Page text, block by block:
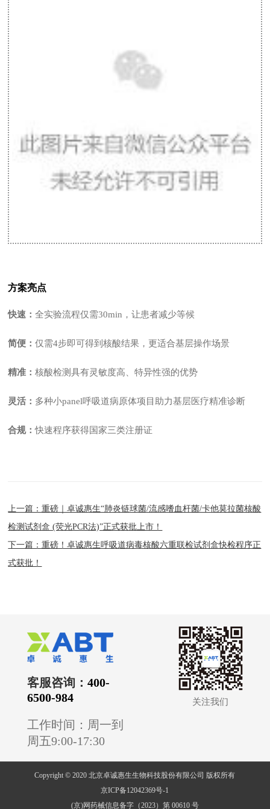
方案亮点
快速：全实验流程仅需30min，让患者减少等候
简便：仅需4步即可得到核酸结果，更适合基层操作场景
精准：核酸检测具有灵敏度高、特异性强的优势
灵活： 多种小panel呼吸道病原体项目助力基层医疗精准诊断
合规：快速程序获得国家三类注册证
上一篇：重磅｜卓诚惠生“肺炎链球菌/流感嗜血杆菌/卡他莫拉菌核酸
检测试剂盒 (荧光PCR法)”正式获批上市！
下一篇：重磅！卓诚惠生呼吸道病毒核酸六重联检试剂盒快检程序正
式获批！
客服咨询： 400-
6500-984
工作时间：周一到
周五9:00-17:30
关注我们
Copyright © 2020 北京卓诚惠生生物科技股份有限公司 版权所有
京ICP备12042369号-1
(京)网药械信息备字（2023）第 00610 号